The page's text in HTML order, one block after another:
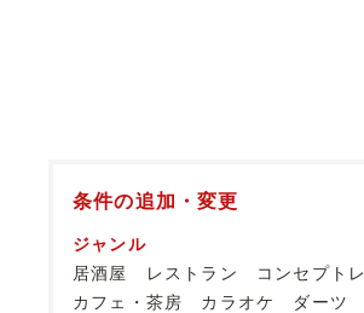
条件の追加・変更
ジャンル
居酒屋
レストラン コンセプト
カフェ・茶房
カラオケ ダーツ